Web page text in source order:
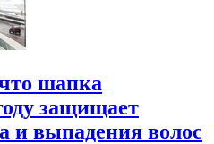
шапка
защищает
и выпадения волос